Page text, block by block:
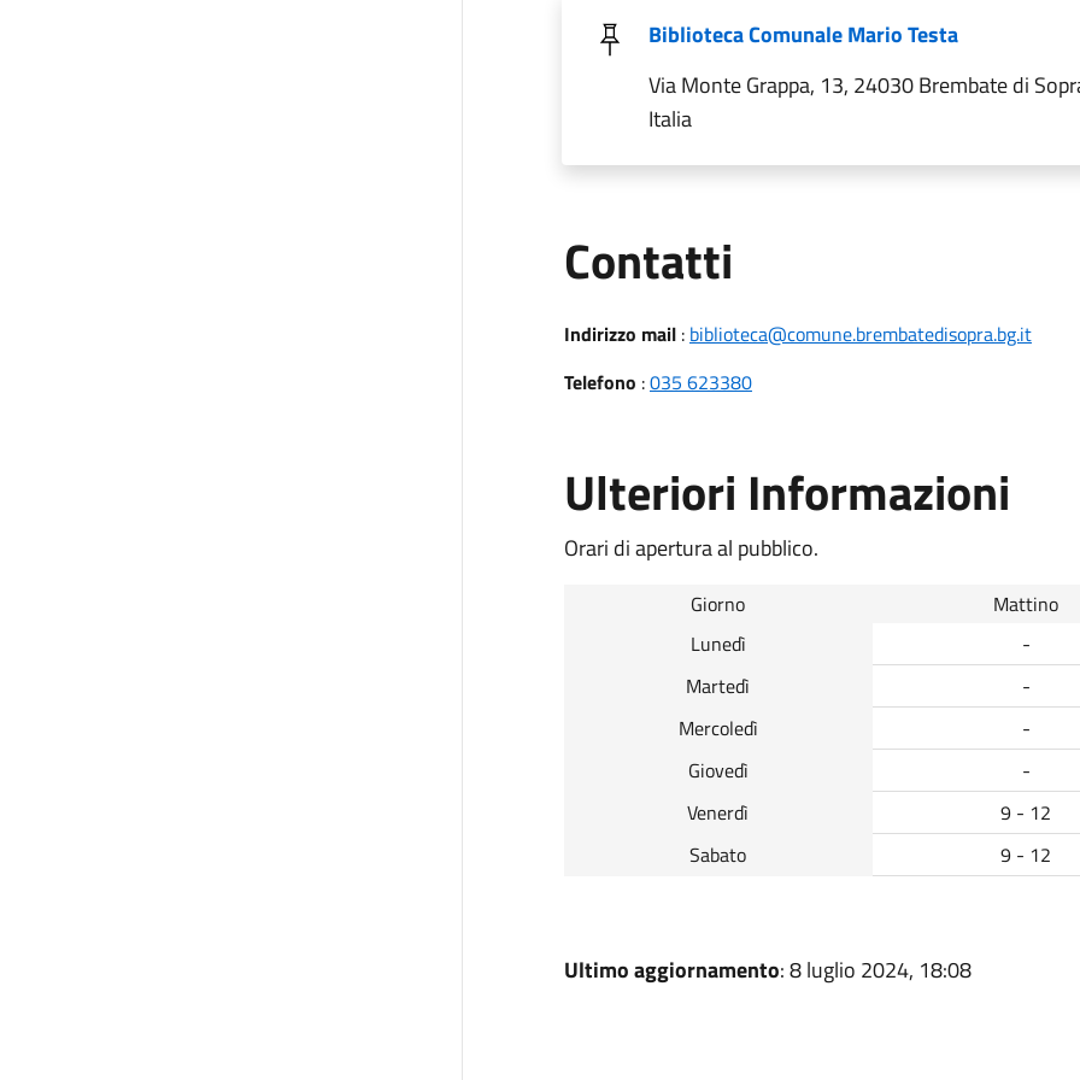
Biblioteca Comunale Mario Testa
Via Monte Grappa, 13, 24030 Brembate di
Italia
Contatti
Indirizzo mail: biblioteca@comune.brembatedisopra.bg.it
Telefono :035 623380
Ulteriori Informazioni
Orari di apertura al pubblico.
Giorno
Mattino
Lunedì
-
Martedì
-
Mercoledì
-
Giovedì
-
Venerdì
9 - 12
Sabato
9 - 12
Ultimo aggiornamento: 8 luglio 2024, 18:08